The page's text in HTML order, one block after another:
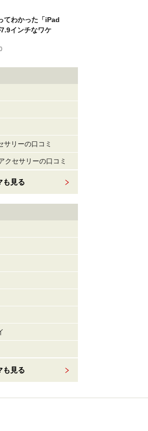
てわかった「iPad
インチなワケ
サリーの口コミ
クセサリーの口コミ
も見る
も見る